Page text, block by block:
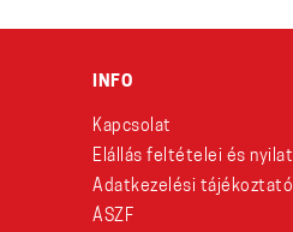
INFO
Kapcsolat
Elállás feltételei és
Adatkezelési tájékoztató
ÁSZF